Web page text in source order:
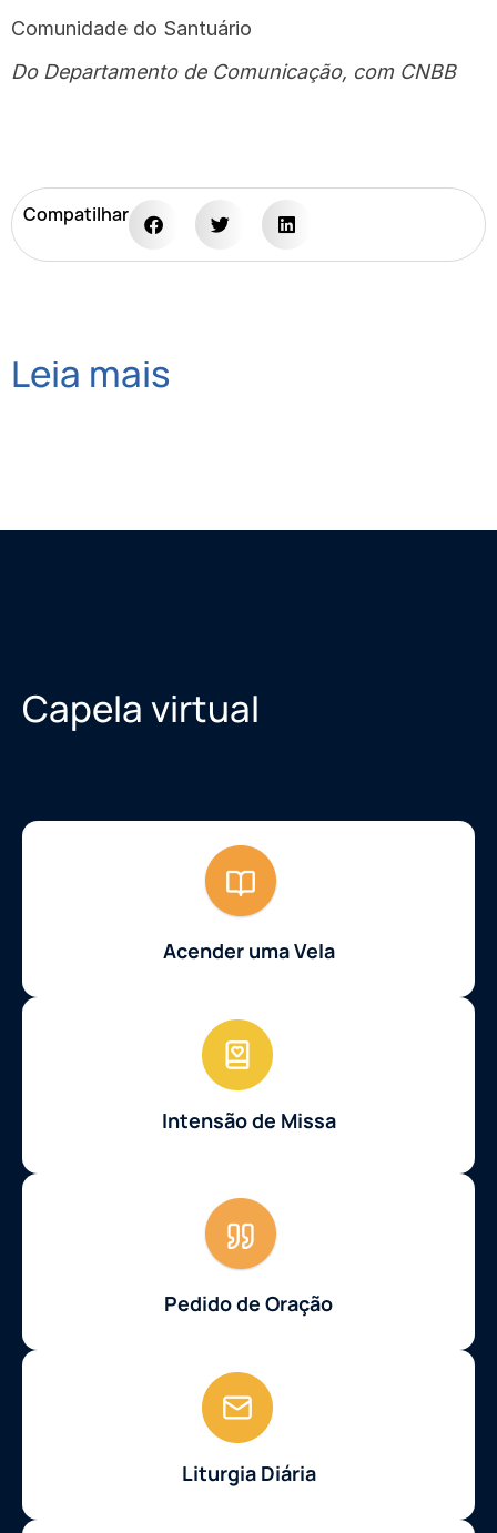
Comunidade do Santuário
Do Departamento de Comunicação, com CNBB
Compatilhar
Leia mais
Capela virtual
Acender uma Vela
Intensão de Missa
Pedido de Oração
Liturgia Diária